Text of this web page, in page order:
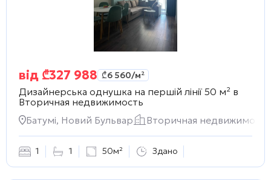
від ₾327 988 ₾6 560/м²
Дизайнерська однушка на першій лінії 50 м² в
Вторичная недвижимость
Батумі, Новий Бульвар
Вторичная недвижимость
1 1 50м² Здано